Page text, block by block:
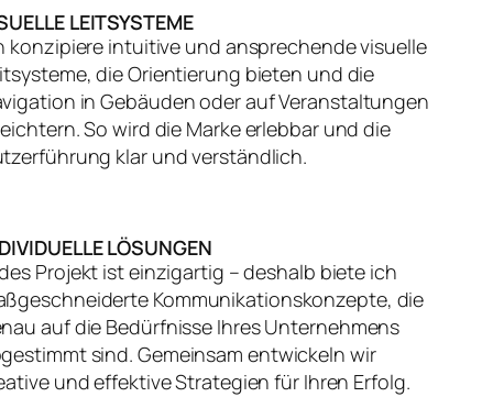
LEITSYSTEME
konzipiere intuitive und ansprechende visuelle
die Orientierung bieten und die
in Gebäuden oder auf Veranstaltungen
So wird die Marke erlebbar und die
klar und verständlich.
LÖSUNGEN
Projekt ist einzigartig – deshalb biete ich
Kommunikationskonzepte, die
auf die Bedürfnisse Ihres Unternehmens
sind. Gemeinsam entwickeln wir
und effektive Strategien für Ihren Erfolg.